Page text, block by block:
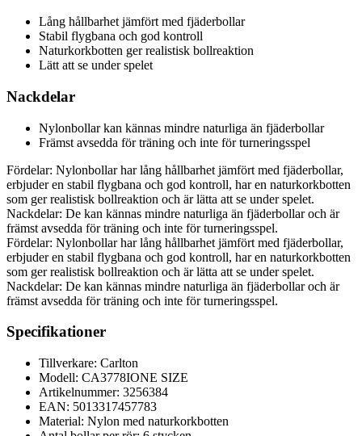
Lång hållbarhet jämfört med fjäderbollar
Stabil flygbana och god kontroll
Naturkorkbotten ger realistisk bollreaktion
Lätt att se under spelet
Nackdelar
Nylonbollar kan kännas mindre naturliga än fjäderbollar
Främst avsedda för träning och inte för turneringsspel
Fördelar: Nylonbollar har lång hållbarhet jämfört med fjäderbollar,
erbjuder en stabil flygbana och god kontroll, har en naturkorkbotten
som ger realistisk bollreaktion och är lätta att se under spelet.
Nackdelar: De kan kännas mindre naturliga än fjäderbollar och är
främst avsedda för träning och inte för turneringsspel.
Fördelar: Nylonbollar har lång hållbarhet jämfört med fjäderbollar,
erbjuder en stabil flygbana och god kontroll, har en naturkorkbotten
som ger realistisk bollreaktion och är lätta att se under spelet.
Nackdelar: De kan kännas mindre naturliga än fjäderbollar och är
främst avsedda för träning och inte för turneringsspel.
Specifikationer
Tillverkare: Carlton
Modell: CA3778IONE SIZE
Artikelnummer: 3256384
EAN: 5013317457783
Material: Nylon med naturkorkbotten